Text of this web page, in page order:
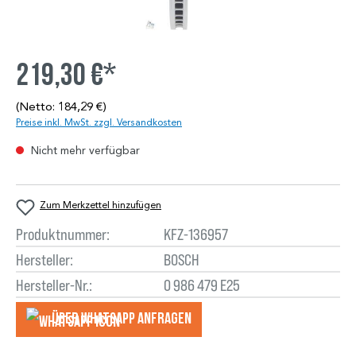
219,30 €*
(Netto: 184,29 €)
Preise inkl. MwSt. zzgl. Versandkosten
Nicht mehr verfügbar
Zum Merkzettel hinzufügen
Produktnummer:
KFZ-136957
Hersteller:
BOSCH
Hersteller-Nr.:
0 986 479 E25
Über WhatsApp anfragеn